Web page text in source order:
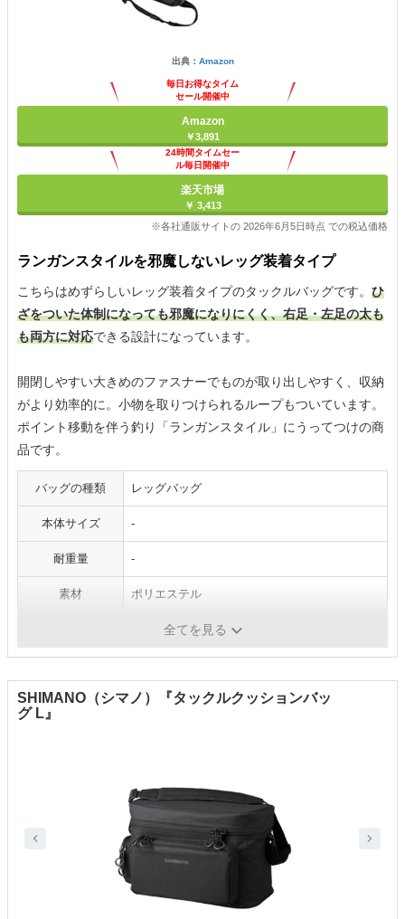
出典： Amazon
毎日お得なタイム
セール開催中
Amazon
￥3,891
24時間タイムセー
ル毎日開催中
楽天市場
￥ 3,413
※各社通販サイトの 2026年6月5日時点 での税込価格
ランガンスタイルを邪魔しないレッグ装着タイプ
こちらはめずらしいレッグ装着タイプのタックルバッグです。 ひ
ざをついた体制になっても邪魔になりにくく、右足・左足の太も
も両方に対応できる設計になっています。
開閉しやすい大きめのファスナーでものが取り出しやすく、収納
がより効率的に。小物を取りつけられるループもついています。
ポイント移動を伴う釣り「ランガンスタイル」にうってつけの商
品です。
バッグの種類 レッグバッグ
本体サイズ -
耐重量 -
素材 ポリエステル
全てを見る
SHIMANO（シマノ）『タックルクッションバッ
グ L』